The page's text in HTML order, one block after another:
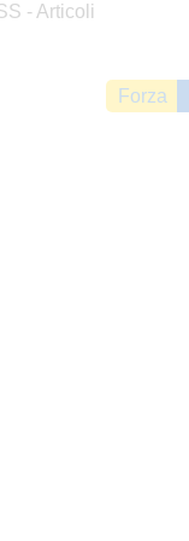
- Articoli
Forza